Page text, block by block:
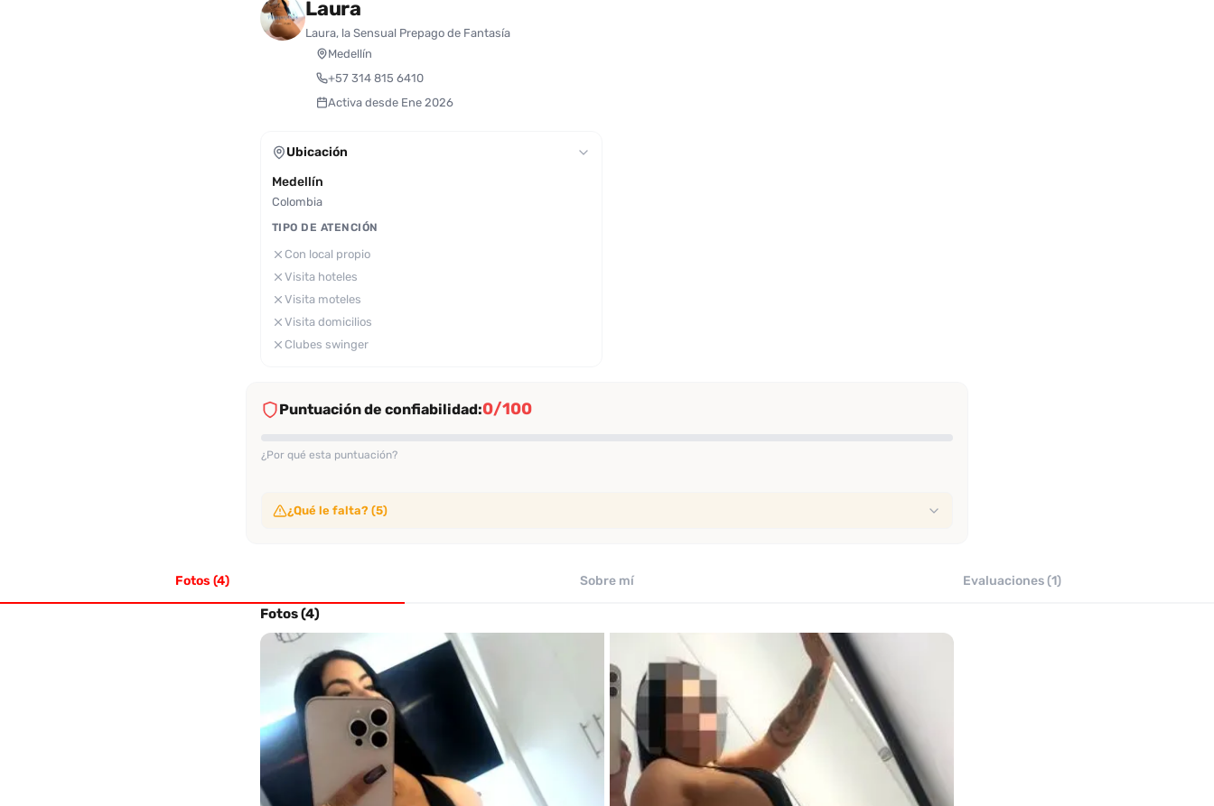
Laura
Laura, la Sensual Prepago de Fantasía
Medellín
+57 314 815 6410
Activa desde Ene 2026
Ubicación
Medellín
Colombia
TIPO DE ATENCIÓN
Con local propio
Visita hoteles
Visita moteles
Visita domicilios
Clubes swinger
Puntuación de confiabilidad:0/100
¿Por qué esta puntuación?
¿Qué le falta? (5)
Sin perfil verificado
Sin evaluación reciente
No tiene evaluaciones en los últimos 30 días
Sin tasa alta de recomendación
No alcanza el 70% de recomendación entre clientes
Fotos (4) Sobre mí Evaluaciones (1)
Fotos (4)